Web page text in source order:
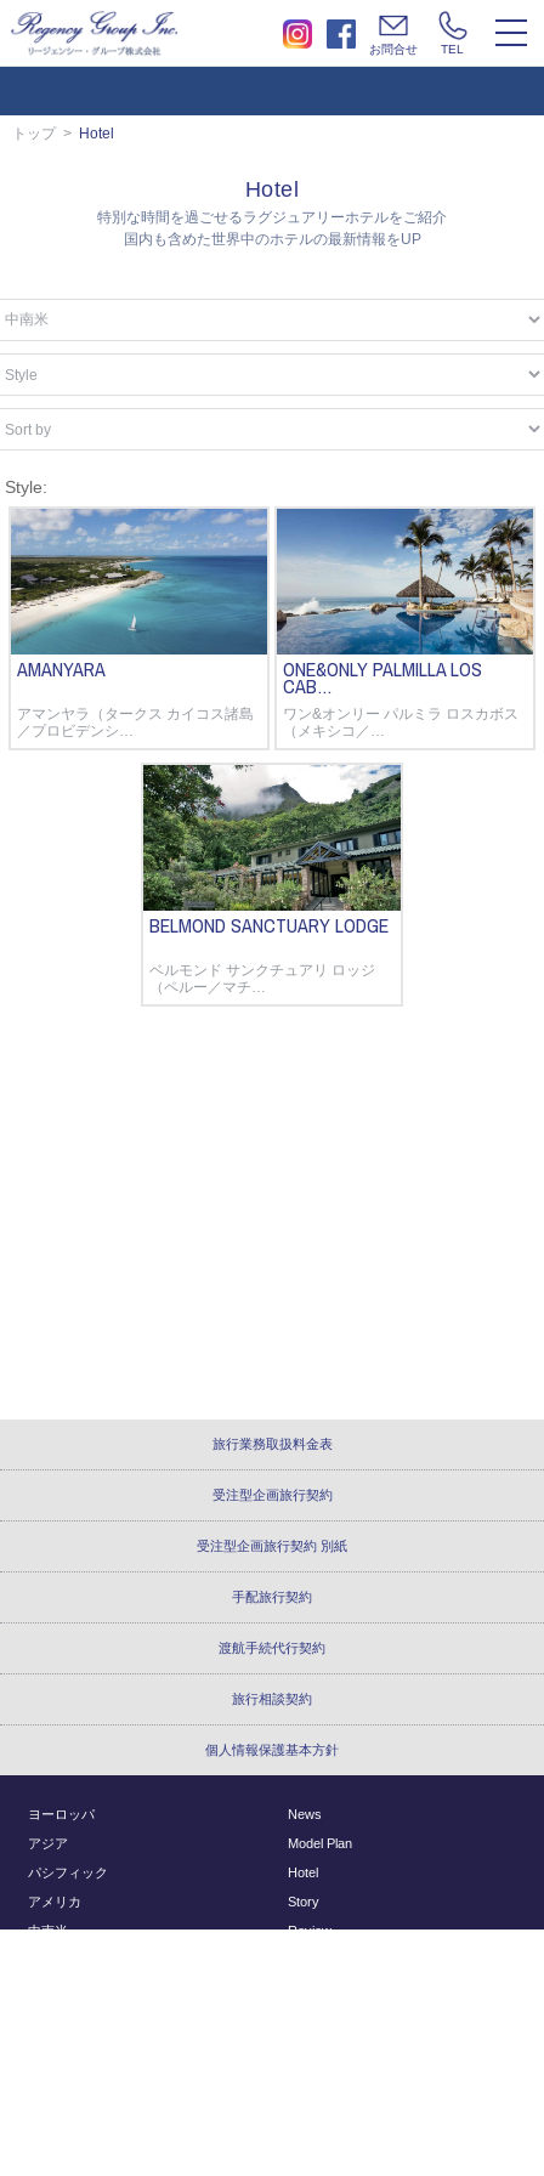
お問合せ TEL
トップ Hotel
Hotel
特別な時間を過ごせるラグジュアリーホテルをご紹介
国内も含めた世界中のホテルの最新情報をUP
Style:
AMANYARA
アマンヤラ（タークス カイコス諸島
／プロビデンシ…
ONE&ONLY PALMILLA LOS
CAB…
ワン&オンリー パルミラ ロスカボス
（メキシコ／…
BELMOND SANCTUARY LODGE
ベルモンド サンクチュアリ ロッジ
（ペルー／マチ…
旅行業務取扱料金表
受注型企画旅行契約
受注型企画旅行契約 別紙
手配旅行契約
渡航手続代行契約
旅行相談契約
個人情報保護基本方針
ヨーロッパ
アジア
パシフィック
アメリカ
中南米
News
Model Plan
Hotel
Story
Review